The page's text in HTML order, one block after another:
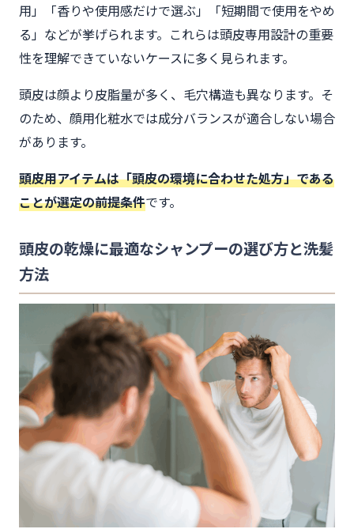
用」「香りや使用感だけで選ぶ」「短期間で使用をやめ
る」などが挙げられます。これらは頭皮専用設計の重要
性を理解できていないケースに多く見られます。
頭皮は顔より皮脂量が多く、毛穴構造も異なります。そ
のため、顔用化粧水では成分バランスが適合しない場合
があります。
頭皮用アイテムは「頭皮の環境に合わせた処方」である
ことが選定の前提条件です。
頭皮の乾燥に最適なシャンプーの選び方と洗髪
方法